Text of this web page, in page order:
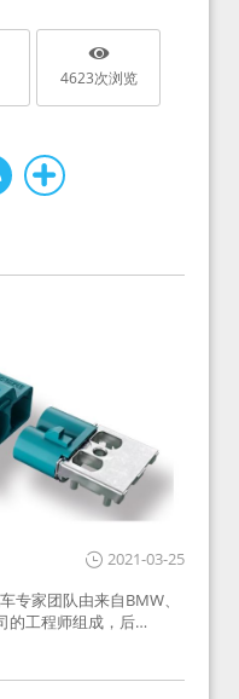
4623次浏览
2021-03-25
专家团队由来自BMW、
的工程师组成，后
2010年并入
用于车载收音机天线连
准的射频连接器，被业